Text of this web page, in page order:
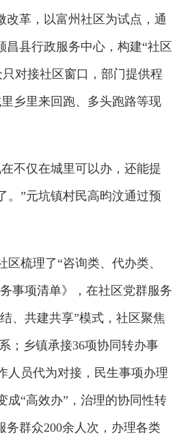
改革，以富州社区为试点，通
县行政服务中心，构建“社区
对接社区窗口，部门提供程
乡里来回跑、多头跑路等现
不仅在城里可以办，还能提
。”元坑镇村民高昀汶通过预
梳理了“咨询类、代办类、
事项清单》，在社区党群服务
、共建共享”模式，社区聚焦
；乡镇承接36项协同转办事
人员代为对接，民生事项办理
成“高效办”，治理的协同性转
务群众200余人次，办理各类